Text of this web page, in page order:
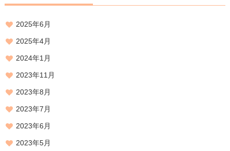
2025年6月
2025年4月
2024年1月
2023年11月
2023年8月
2023年7月
2023年6月
2023年5月